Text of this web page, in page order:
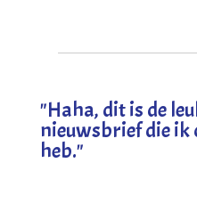
"Haha, dit is de
nieuwsbrief die ik
heb."